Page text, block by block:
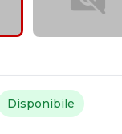
Disponibile